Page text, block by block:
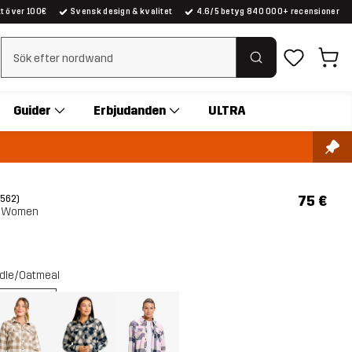
över 100€ Svensk design & kvalitet 4.6/5 betyg 840 000+ recensioner
Rensa sök
Guider Erbjudanden ULTRA
75 €
Oatmeal